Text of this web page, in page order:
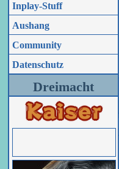
Inplay-Stuff
Aushang
Community
Datenschutz
Dreimacht